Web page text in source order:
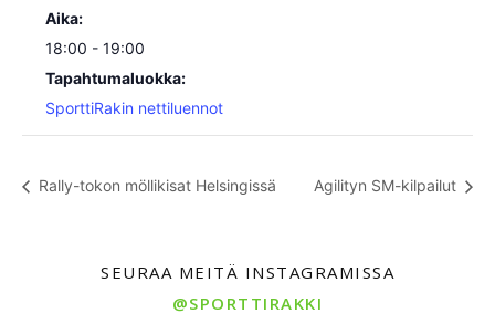
Aika:
18:00 - 19:00
Tapahtumaluokka:
SporttiRakin nettiluennot
Rally-tokon möllikisat Helsingissä Agilityn SM-kilpailut
SEURAA MEITÄ INSTAGRAMISSA
@SPORTTIRAKKI